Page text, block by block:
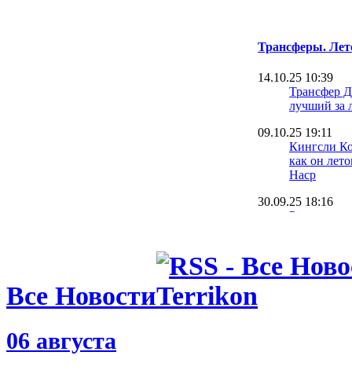
Трансферы.
14.10.25 10:39
Трансфер
лучший за
09.10.25 19:11
Кингсли
как он
Наср
30.09.25 18:16
22.09.25 09:42
Оболонь
Все Новости
06 августа